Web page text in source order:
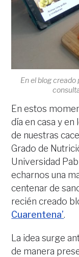
En el blog creado
En estos
día en casa y
de nuestras
Grado de
Universidad
echarnos una
centenar de
recién creado
Cuarentena’.
La idea surge
de manera